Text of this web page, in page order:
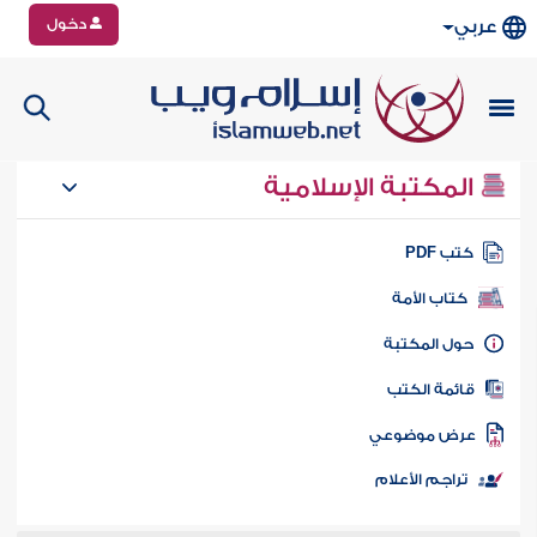
عربي دخول
المكتبة الإسلامية
كتب PDF
كتاب الأمة
المكتبة
الكتب
موضوعي